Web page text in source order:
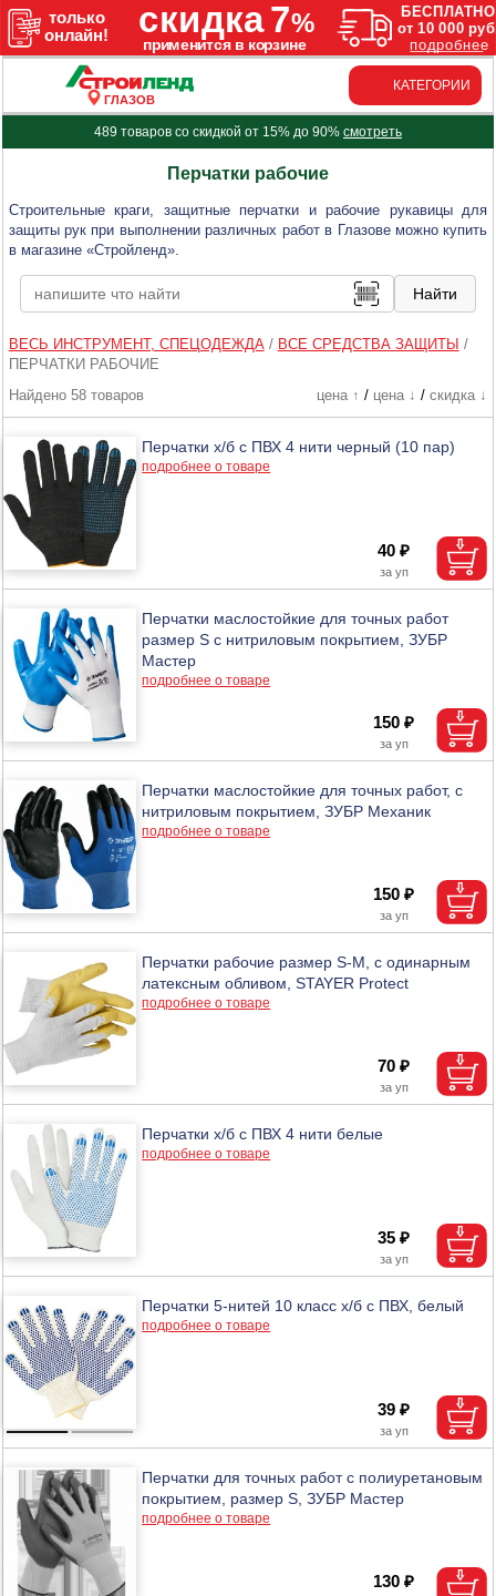
ГЛАЗОВ
КАТЕГОРИИ
489 товаров со скидкой от 15% до 90% смотреть
Перчатки рабочие
Строительные краги, защитные перчатки и рабочие рукавицы для
защиты рук при выполнении различных работ в Глазове можно купить
в магазине «Стройленд».
ВЕСЬ ИНСТРУМЕНТ, СПЕЦОДЕЖДА/ ВСЕ СРЕДСТВА ЗАЩИТЫ /
ПЕРЧАТКИ РАБОЧИЕ
Найдено 58 товаров
цена ↑ / цена ↓ / скидка ↓
Перчатки х/б с ПВХ 4 нити черный (10 пар)
подробнее о товаре
40 ₽
Перчатки маслостойкие для точных работ
размер S с нитриловым покрытием, ЗУБР
Мастер
подробнее о товаре
150 ₽
Перчатки маслостойкие для точных работ, с
нитриловым покрытием, ЗУБР Механик
подробнее о товаре
150 ₽
Перчатки рабочие размер S-M, с одинарным
латексным обливом, STAYER Protect
подробнее о товаре
70 ₽
Перчатки х/б с ПВХ 4 нити белые
подробнее о товаре
35 ₽
Перчатки 5-нитей 10 класс х/б с ПВХ, белый
подробнее о товаре
39 ₽
Перчатки для точных работ с полиуретановым
покрытием, размер S, ЗУБР Мастер
подробнее о товаре
130 ₽